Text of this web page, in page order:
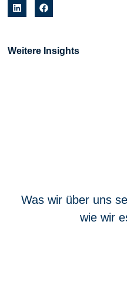
Weitere Insights
Was wir über uns
wie wir